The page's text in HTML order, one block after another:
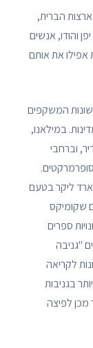
הברית,
והודו, אנשים
אפילו את אותם
שונות המשקפים
במילאנו,
וברחבי
ליקר בטעם
שקומיקס
ספרים
"גניבה
לקריאה
בגניבות
מכן לפיצה